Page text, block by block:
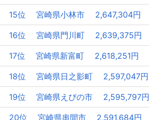
15位 宮崎県小林市 2,647,304円
16位 宮崎県門川町 2,639,375円
17位 宮崎県新富町 2,618,251円
18位 宮崎県日之影町 2,597,047円
19位 宮崎県えびの市 2,595,797円
20位 宮崎県串間市 2,591,684円